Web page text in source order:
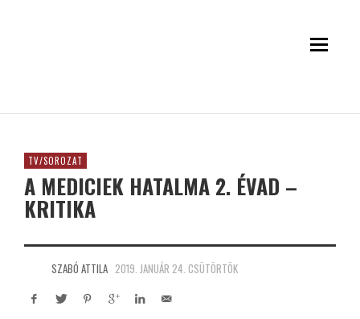
TV/SOROZAT
A MEDICIEK HATALMA 2. ÉVAD –
KRITIKA
SZABÓ ATTILA 2019. JANUÁR 24. CSÜTÖRTÖK